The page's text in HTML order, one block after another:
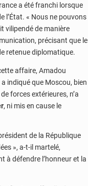
a été franchi lorsque
l’État. « Nous ne pouvons
vilipendé de manière
précisant que le
retenue diplomatique.
affaire, Amadou
indiqué que Moscou, bien
forces extérieures, n’a
, ni mis en cause le
de la République
», a-t-il martelé,
à défendre l’honneur et la